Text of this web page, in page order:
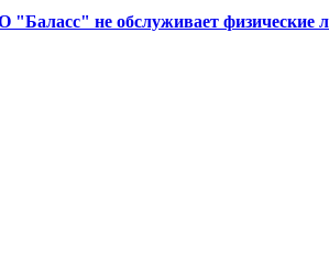
не обслуживает физические